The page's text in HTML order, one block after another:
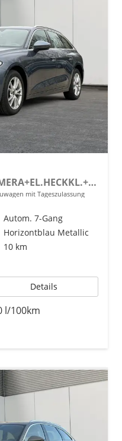
Basis *SOFORT* AHK+KAMERA+EL.HECKKL.+NAVI+SHZ+17 LM
mit Tageszulassung
Autom. 7-Gang
Horizontblau Metallic
10 km
Details
l/100km